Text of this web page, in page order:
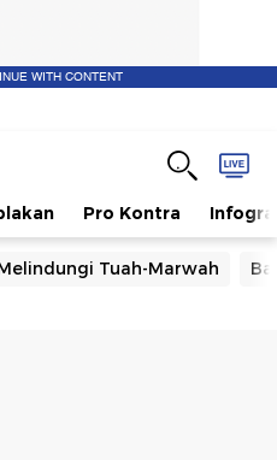
WITH CONTENT
Pro Kontra
Tuah-Marwah